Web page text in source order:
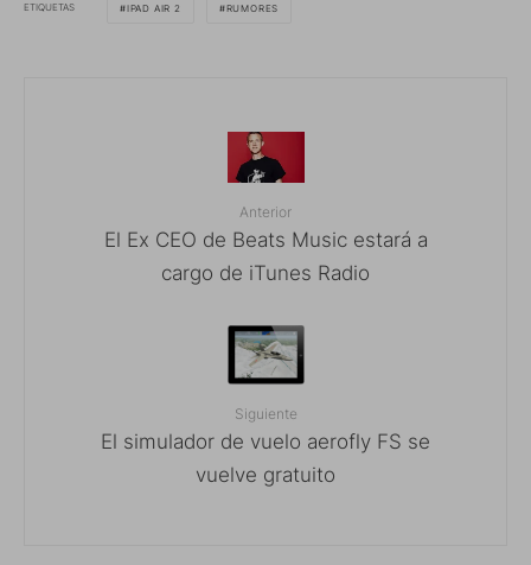
ETIQUETAS IPAD AIR 2 RUMORES
Anterior
El Ex CEO de Beats Music estará a
cargo de iTunes Radio
Siguiente
El simulador de vuelo aerofly FS se
vuelve gratuito